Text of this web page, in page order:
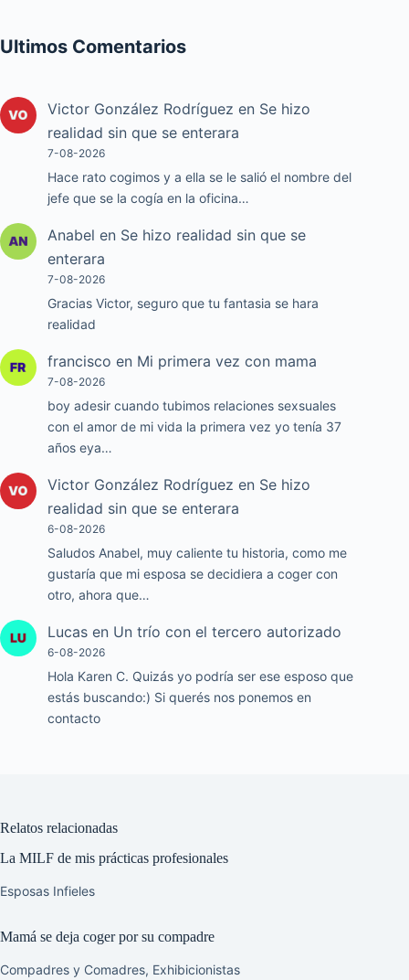
Ultimos Comentarios
Victor González Rodríguez en Se hizo
realidad sin que se enterara
7-08-2026
Hace rato cogimos y a ella se le salió el nombre del
jefe que se la cogía en la oficina…
Anabel en Se hizo realidad sin que se
enterara
7-08-2026
Gracias Victor, seguro que tu fantasia se hara
realidad
francisco en Mi primera vez con mama
7-08-2026
boy adesir cuando tubimos relaciones sexsuales
con el amor de mi vida la primera vez yo tenía 37
años eya…
Victor González Rodríguez en Se hizo
realidad sin que se enterara
6-08-2026
Saludos Anabel, muy caliente tu historia, como me
gustaría que mi esposa se decidiera a coger con
otro, ahora que…
Lucas en Un trío con el tercero autorizado
6-08-2026
Hola Karen C. Quizás yo podría ser ese esposo que
estás buscando:) Si querés nos ponemos en
contacto
Relatos relacionadas
La MILF de mis prácticas profesionales
Esposas Infieles
Mamá se deja coger por su compadre
Compadres y Comadres, Exhibicionistas